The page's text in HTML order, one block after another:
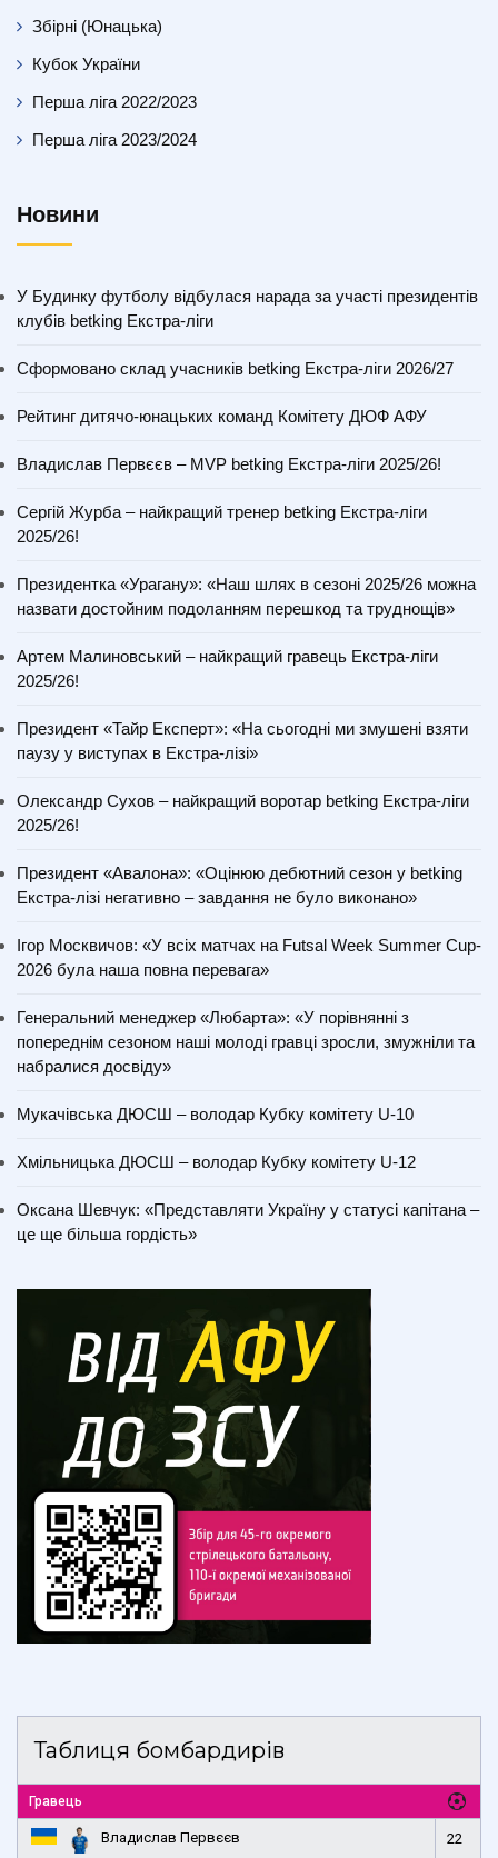
Збірні (Юнацька)
Кубок України
Перша ліга 2022/2023
Перша ліга 2023/2024
Новини
У Будинку футболу відбулася нарада за участі президентів
клубів betking Екстра-ліги
Сформовано склад учасників betking Екстра-ліги 2026/27
Рейтинг дитячо-юнацьких команд Комітету ДЮФ АФУ
Владислав Первєєв – MVP betking Екстра-ліги 2025/26!
Сергій Журба – найкращий тренер betking Екстра-ліги
2025/26!
Президентка «Урагану»: «Наш шлях в сезоні 2025/26 можна
назвати достойним подоланням перешкод та труднощів»
Артем Малиновський – найкращий гравець Екстра-ліги
2025/26!
Президент «Тайр Експерт»: «На сьогодні ми змушені взяти
паузу у виступах в Екстра-лізі»
Олександр Сухов – найкращий воротар betking Екстра-ліги
2025/26!
Президент «Авалона»: «Оцінюю дебютний сезон у betking
Екстра-лізі негативно – завдання не було виконано»
Ігор Москвичов: «У всіх матчах на Futsal Week Summer Cup-
2026 була наша повна перевага»
Генеральний менеджер «Любарта»: «У порівнянні з
попереднім сезоном наші молоді гравці зросли, змужніли та
набралися досвіду»
Мукачівська ДЮСШ – володар Кубку комітету U-10
Хмільницька ДЮСШ – володар Кубку комітету U-12
Оксана Шевчук: «Представляти Україну у статусі капітана –
це ще більша гордість»
Таблиця бомбардирів
Гравець
Владислав Первєєв 22